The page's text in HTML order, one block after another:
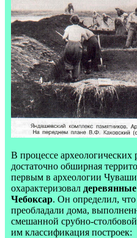
В процессе археологических
достаточно обширная
первым в археологии
охарактеризовал
Чебоксар. Он определил,
преобладали дома,
смешанной срубно-
им классификация построек: